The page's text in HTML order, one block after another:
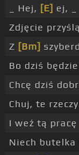
_ Hej, [E] ej,
Zdjęcie
Z [Bm]
Bo dziś
Chcę dziś
Chuj, te
I weź tą pracę
Niech butelka